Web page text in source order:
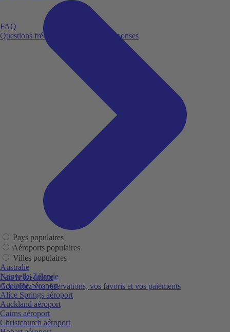
FAQ
Questions fréquemment posées et réponses
Fais le toi-même
Contrôlez vos réservations, vos favoris et vos paiements
Pays populaires
Aéroports populaires
Villes populaires
Australie
Nouvelle-Zélande
Adelaide aéroport
Alice Springs aéroport
Auckland aéroport
Cairns aéroport
Christchurch aéroport